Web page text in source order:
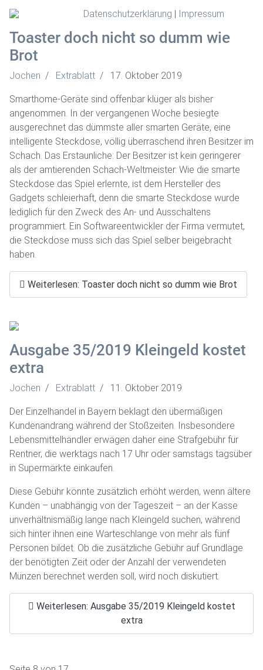
Toaster doch nicht so dumm wie
Brot
Jochen Extrablatt 17. Oktober 2019
Smarthome-Geräte sind offenbar klüger als bisher
angenommen. In der vergangenen Woche besiegte
ausgerechnet das dümmste aller smarten Geräte, eine
intelligente Steckdose, völlig überraschend ihren Besitzer im
Schach. Das Erstaunliche: Der Besitzer ist kein geringerer
als der amtierenden Schach-Weltmeister. Wie die smarte
Steckdose das Spiel erlernte, ist dem Hersteller des
Gadgets schleierhaft, denn die smarte Steckdose wurde
lediglich für den Zweck des An- und Ausschaltens
programmiert. Ein Softwareentwickler der Firma vermutet,
die Steckdose muss sich das Spiel selber beigebracht
haben.
Weiterlesen: Toaster doch nicht so dumm wie Brot
Ausgabe 35/2019 Kleingeld kostet
extra
Jochen Extrablatt 11. Oktober 2019
Der Einzelhandel in Bayern beklagt den übermäßigen
Kundenandrang während der Stoßzeiten. Insbesondere
Lebensmittelhändler erwägen daher eine Strafgebühr für
Rentner, die werktags nach 17 Uhr oder samstags tagsüber
in Supermärkte einkaufen.
Diese Gebühr könnte zusätzlich erhöht werden, wenn ältere
Kunden – unabhängig von der Tageszeit – an der Kasse
unverhältnismäßig lange nach Kleingeld suchen, während
sich hinter ihnen eine Warteschlange von mehr als fünf
Personen bildet. Ob die zusätzliche Gebühr auf Grundlage
der benötigten Zeit oder der Anzahl der verwendeten
Münzen berechnet werden soll, wird noch diskutiert.
Weiterlesen: Ausgabe 35/2019 Kleingeld kostet
extra
Datenschutzerklärung | Impressum